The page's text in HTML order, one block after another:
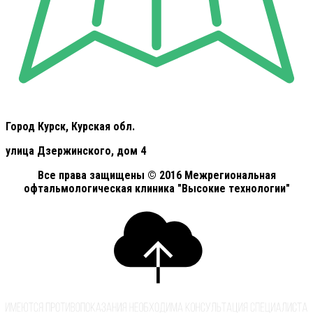
Город Курск, Курская обл.
улица Дзержинского, дом 4
Все права защищены © 2016 Межрегиональная
офтальмологическая клиника "Высокие технологии"